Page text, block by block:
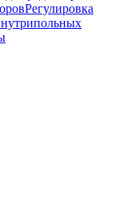
Регулировка